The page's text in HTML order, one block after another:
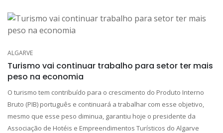
ALGARVE
Turismo vai continuar trabalho para setor ter mais
peso na economia
O turismo tem contribuído para o crescimento do Produto Interno
Bruto (PIB) português e continuará a trabalhar com esse objetivo,
mesmo que esse peso diminua, garantiu hoje o presidente da
Associação de Hotéis e Empreendimentos Turísticos do Algarve